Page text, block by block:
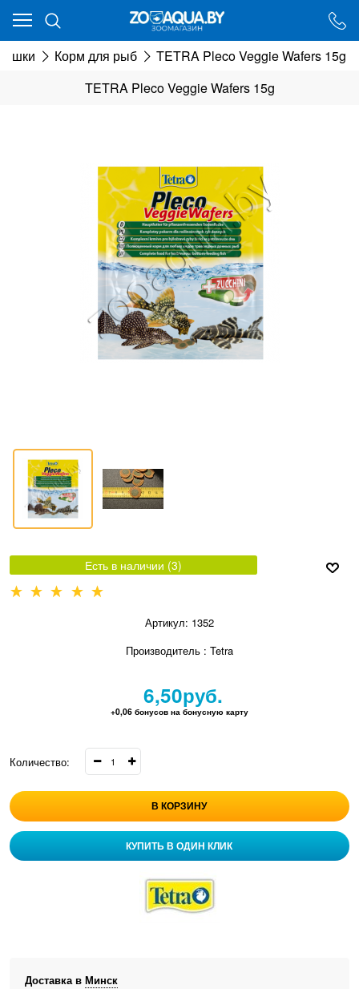
Корм для рыб
TETRA Pleco Veggie Wafers 15g
TETRA Pleco Veggie Wafers 15g
Есть в наличии (3)
Артикул: 1352
Производитель : Tetra
6,50руб.
+0,06 бонусов на бонусную карту
Количество:
В КОРЗИНУ
КУПИТЬ В ОДИН КЛИК
Доставка в Минск
Ваш город - Минск,
ДА НЕТ